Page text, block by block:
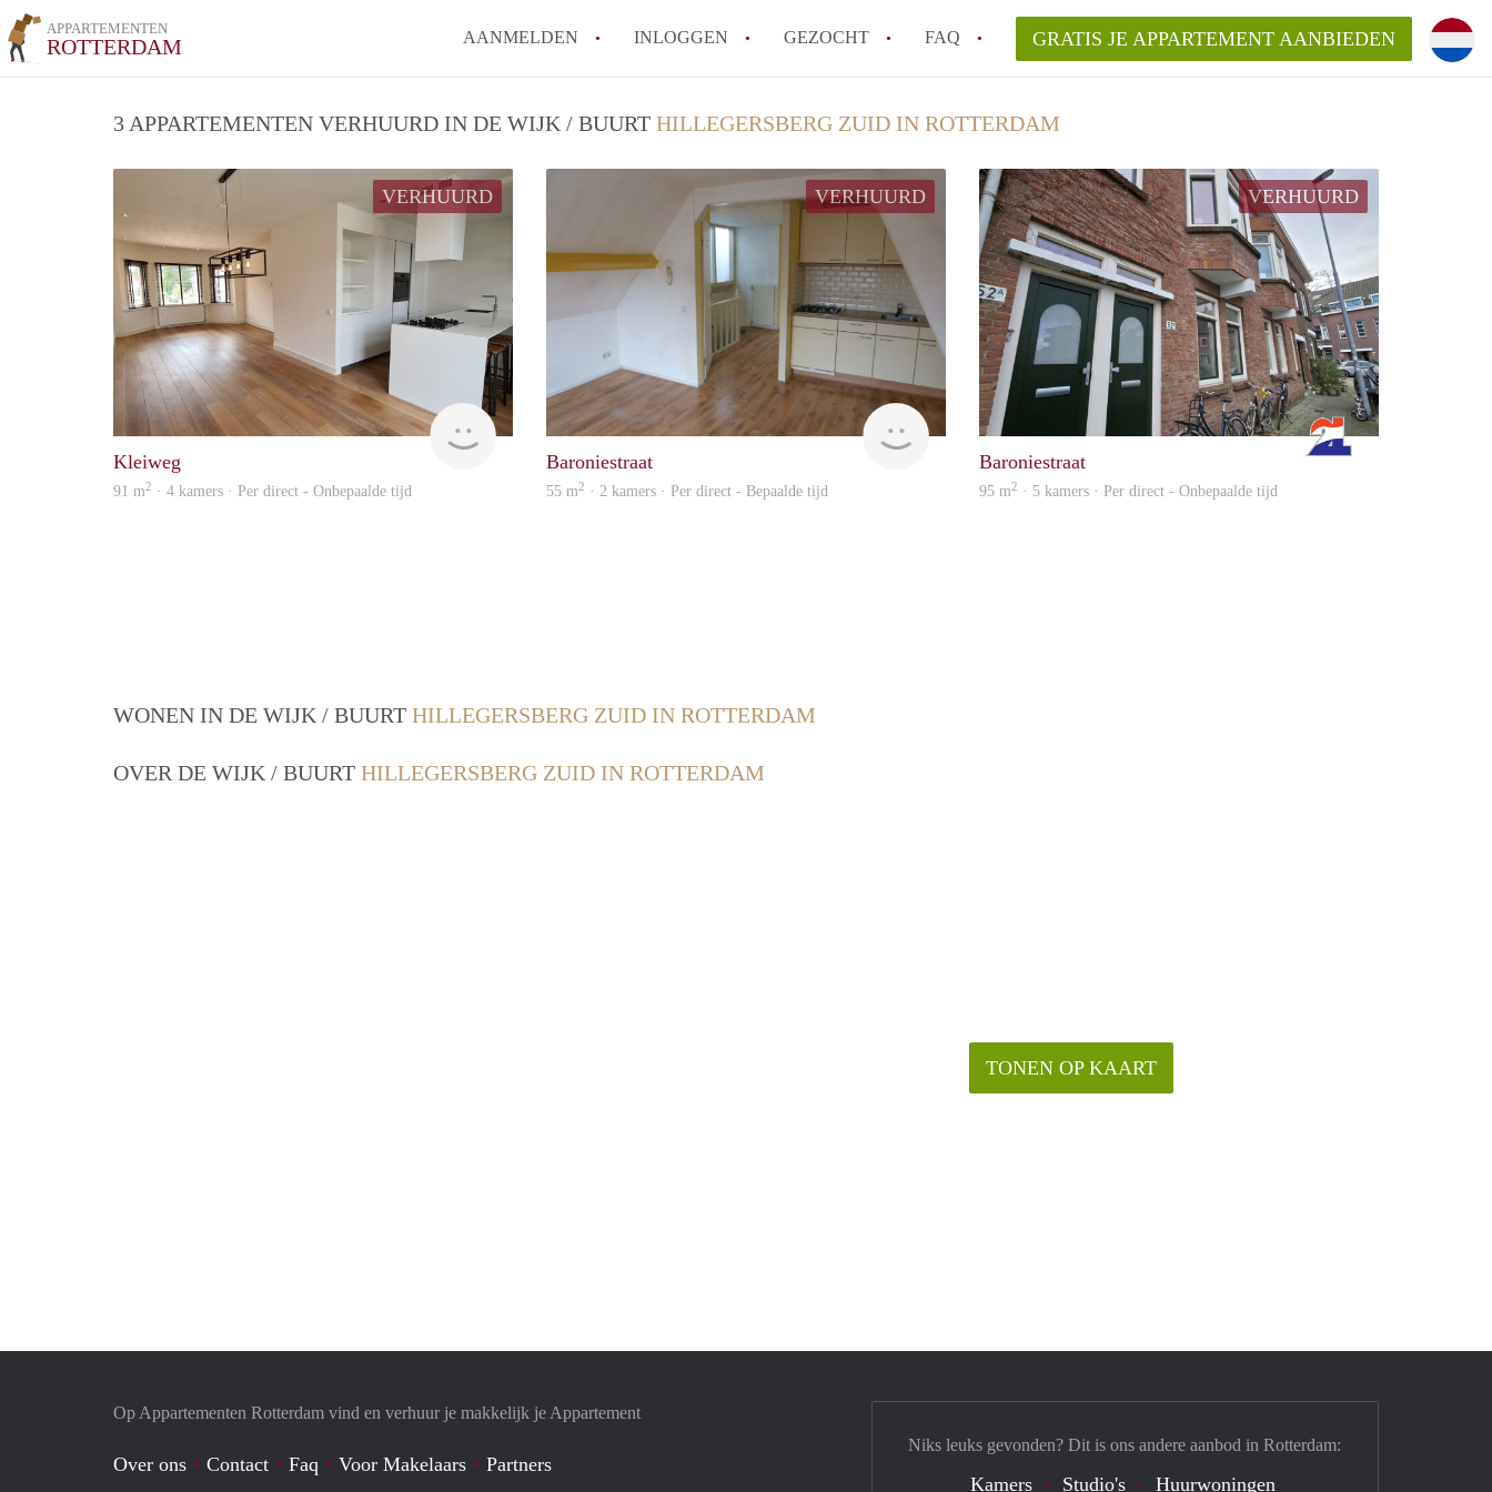
APPARTEMENTEN
ROTTERDAM AANMELDEN INLOGGEN GEZOCHT FAQ
Wat is AppartementenRotterdam?
Hoeveel kost het om te reageren op een Appartement in Rotterdam?
Wat is de privacyverklaring van AppartementenRotterdam?
Berekent AppartementenRotterdam
makelaarsvergoeding/bemiddelingsvergoeding?
Alle veelgestelde vragen
GRATIS JE APPARTEMENT AANBIEDEN
3 APPARTEMENTEN VERHUURD IN DE WIJK / BUURT HILLEGERSBERG ZUID IN ROTTERDAM
VERHUURD
Hospa
Kleiweg
91 m2 · 4 kamers · Per direct - Onbepaalde tijd
VERHUURD
Rent
Baroniestraat
55 m2 · 2 kamers · Per direct - Bepaalde tijd
VERHUURD
Rotterdam
Baroniestraat
95 m2 · 5 kamers · Per direct - Onbepaalde tijd
WONEN IN DE WIJK / BUURT HILLEGERSBERG ZUID IN ROTTERDAM
OVER DE WIJK / BUURT HILLEGERSBERG ZUID IN ROTTERDAM
TONEN OP KAART
Op Appartementen Rotterdam vind en verhuur je makkelijk je Appartement
Over ons Contact Faq Voor Makelaars Partners
Niks leuks gevonden? Dit is ons andere aanbod in Rotterdam:
Kamers Studio's Huurwoningen